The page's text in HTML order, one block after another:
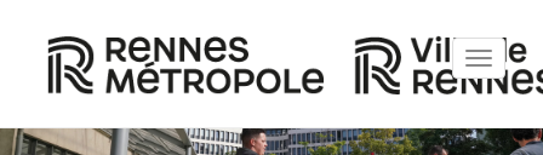
Toggle